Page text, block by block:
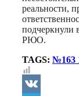
реальности,
подчеркнули
РЮО.
TAGS: №163